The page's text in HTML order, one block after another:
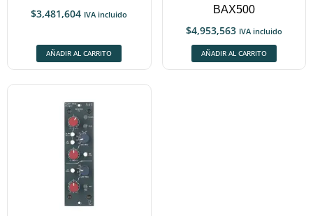
$3,481,604 IVA incluido
AÑADIR AL CARRITO
BAX500
$4,953,563 IVA incluido
AÑADIR AL CARRITO